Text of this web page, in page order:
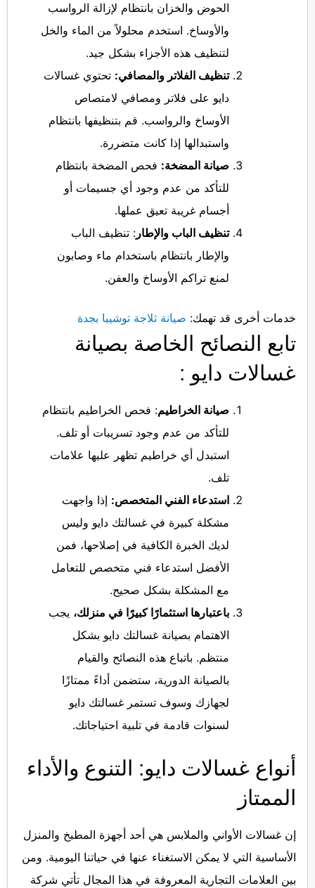
الحوض والخزان بانتظام لإزالة الرواسب
والأوساخ. استخدم محلولاً من الماء والخل
لتنظيف هذه الأجزاء بشكل جيد.
تنظيف الفلاتر والمصافي: تحتوي غسالات
دايو على فلاتر ومصافي لامتصاص
الأوساخ والرواسب. قم بتنظيفها بانتظام
واستبدالها إذا كانت متضررة.
صيانة المضخة: فحص المضخة بانتظام
للتأكد من عدم وجود أي جسيمات أو
أجسام غريبة تعيق عملها.
تنظيف الباب والإطار : تنظيف الباب
والإطار بانتظام باستخدام ماء وصابون
لمنع تراكم الأوساخ والعفن.
خدمات أخرى قد تهمك: صيانة ثلاجة توشيبا بجدة
تابع النصائح الخاصة بصيانة
غسالات دايو :
صيانة الخراطيم: فحص الخراطيم بانتظام
للتأكد من عدم وجود تسريبات أو تلف.
استبدل أي خراطيم تظهر عليها علامات
تلف.
استدعاء الفني المتخصص: إذا واجهت
مشكلة كبيرة في غسالتك دايو وليس
لديك الخبرة الكافية في إصلاحها، فمن
الأفضل استدعاء فني متخصص للتعامل
مع المشكلة بشكل صحيح.
باعتبارها استثمارًا كبيرًا في منزلك، يجب
الاهتمام بصيانة غسالتك دايو بشكل
منتظم. باتباع هذه النصائح والقيام
بالصيانة الدورية، ستضمن أداءً ممتازًا
لجهازك وسوف تستمر غسالتك دايو
لسنوات قادمة في تلبية احتياجاتك.
أنواع غسالات دايو: التنوع والأداء
الممتاز
إن غسالات الأواني والملابس هي أحد أجهزة المطبخ والمنزل
الأساسية التي لا يمكن الاستغناء عنها في حياتنا اليومية. ومن
بين العلامات التجارية المعروفة في هذا المجال تأتي شركة